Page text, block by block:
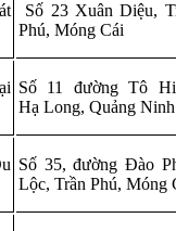
Số 23 Xuân Diệu,
Phú, Móng Cái
Số 11 đường Tô
Hạ Long, Quảng Ninh
Số 35, đường Đào
Lộc, Trần Phú, Móng